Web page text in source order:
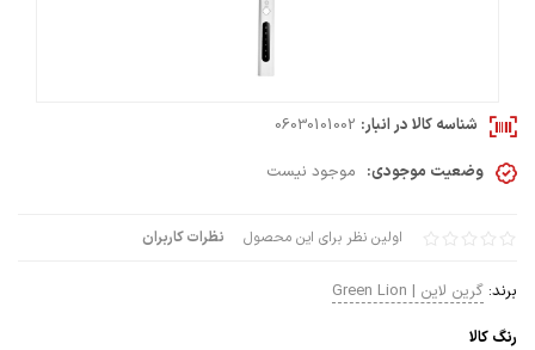
اولین نظر برای این محصول نظرات کاربران
برند: گرین لاین | Green Lion
رنگ كالا
شناسه کالا در انبار: 06030101002
وضعیت موجودی: موجود نیست